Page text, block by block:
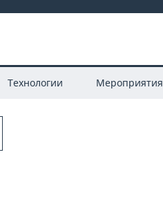
Технологии Мероприятия